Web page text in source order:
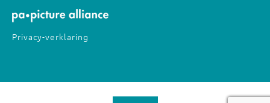
Privacy-verklaring